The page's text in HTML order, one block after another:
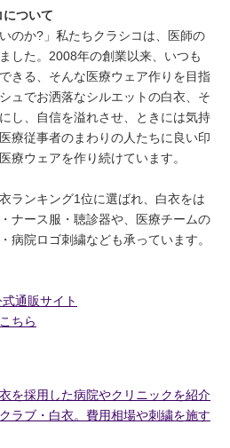
ついて
のか?」私たちクラシコは、医師の
した。2008年の創業以来、いつも
きる、そんな医療ウェア作りを目指
ュでお洒落なシルエットの白衣、そ
し、自信を溢れさせ、ときには気持
療従事者のまわりの人たちに良い印
療ウェアを作り続けています。
ランキング1位に選ばれ、白衣をは
ナース服・聴診器や、医療チームの
病院ロゴ刺繍なども承っています。
通販サイト
ちら
を採用した病院やクリニックを紹介
ラブ・白衣。費用相場や刺繍を施す